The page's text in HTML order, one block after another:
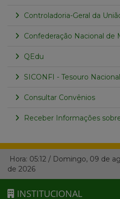
Controladoria-Geral da
Confederação Nacional de
QEdu
SICONFI - Tesouro Nacional
Consultar Convênios
Receber Informações
Hora: 05:12 / Domingo, 09 de
de 2026
INSTITUCIONAL